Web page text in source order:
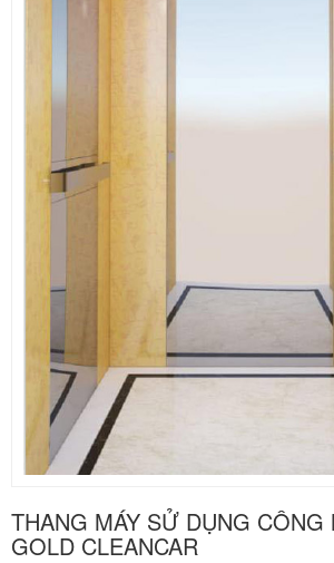
THANG MÁY SỬ DỤNG CÔNG
GOLD CLEANCAR